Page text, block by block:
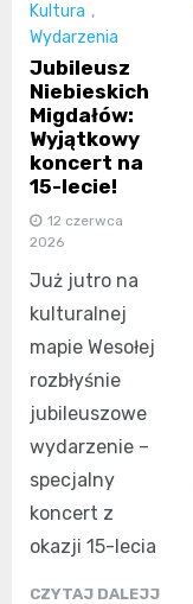
Kultura ,
Wydarzenia
Jubileusz
Niebieskich
Migdałów:
Wyjątkowy
koncert na
15-lecie!
12 czerwca
2026
Już jutro na
kulturalnej
mapie Wesołej
rozbłyśnie
jubileuszowe
wydarzenie –
specjalny
koncert z
okazji 15-lecia
CZYTAJ DALEJJ